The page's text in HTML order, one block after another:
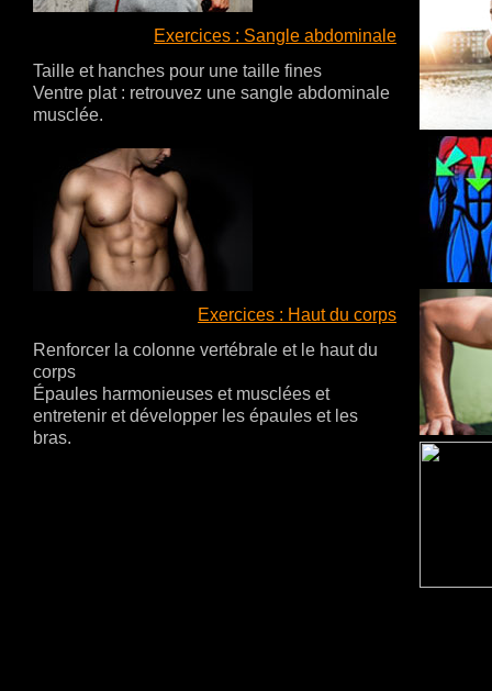
Exercices : Sangle abdominale
Taille et hanches pour une taille fines
Ventre plat : retrouvez une sangle abdominale
musclée.
Exercices : Haut du corps
Renforcer la colonne vertébrale et le haut du
corps
Épaules harmonieuses et musclées et
entretenir et développer les épaules et les
bras.